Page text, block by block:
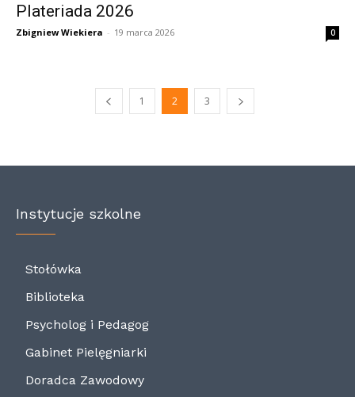
Plateriada 2026
Zbigniew Wiekiera - 19 marca 2026 0
1 2 3
Instytucje szkolne
Stołówka
Biblioteka
Psycholog i Pedagog
Gabinet Pielęgniarki
Doradca Zawodowy